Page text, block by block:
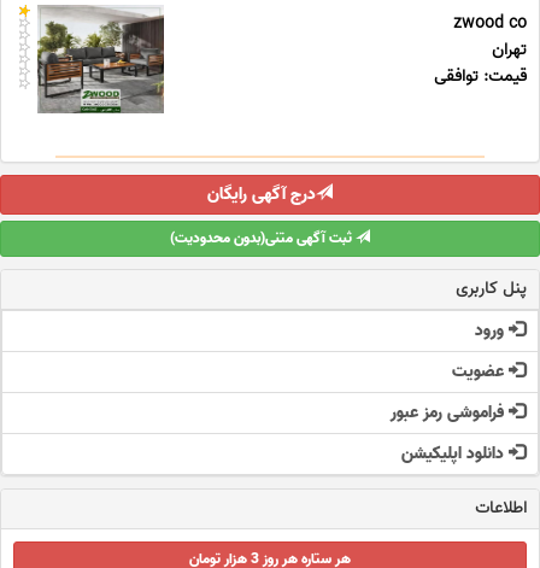
zwood co
تهران
قیمت: توافقی
درج آگهی رایگان
ثبت آگهی متنی(بدون محدودیت)
پنل کاربری
ورود
عضویت
فراموشی رمز عبور
دانلود اپلیکیشن
اطلاعات
هر ستاره هر روز 3 هزار تومان